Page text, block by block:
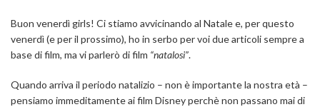
Buon venerdì girls! Ci stiamo avvicinando al Natale e, per questo
venerdì (e per il prossimo), ho in serbo per voi due articoli sempre a
base di film, ma vi parlerò di film “natalosi”.
Quando arriva il periodo natalizio – non è importante la nostra età –
pensiamo immeditamente ai film Disney perchè non passano mai di